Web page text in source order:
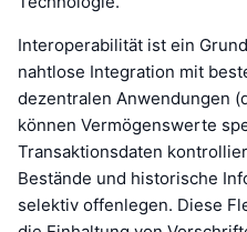
Interoperabilität ist ein
nahtlose Integration mit
dezentralen Anwendungen
können Vermögenswerte
Transaktionsdaten
Bestände und historische
selektiv offenlegen. Diese